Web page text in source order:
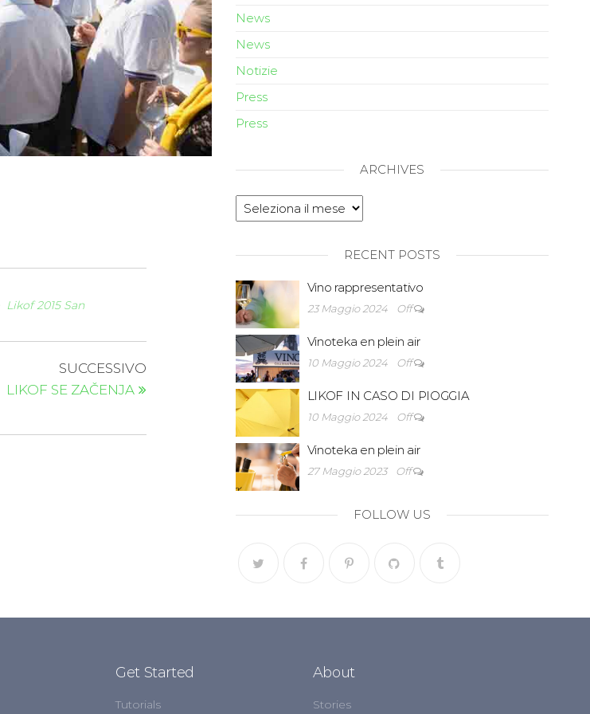
Likof 2015 San
SUCCESSIVO
LIKOF SE ZAČENJA
News
News
Notizie
Press
Press
ARCHIVES
RECENT POSTS
Vino rappresentativo
23 Maggio 2024 Off
Vinoteka en plein air
10 Maggio 2024 Off
LIKOF IN CASO DI PIOGGIA
10 Maggio 2024 Off
Vinoteka en plein air
27 Maggio 2023 Off
FOLLOW US
Get Started
Tutorials
About
Stories